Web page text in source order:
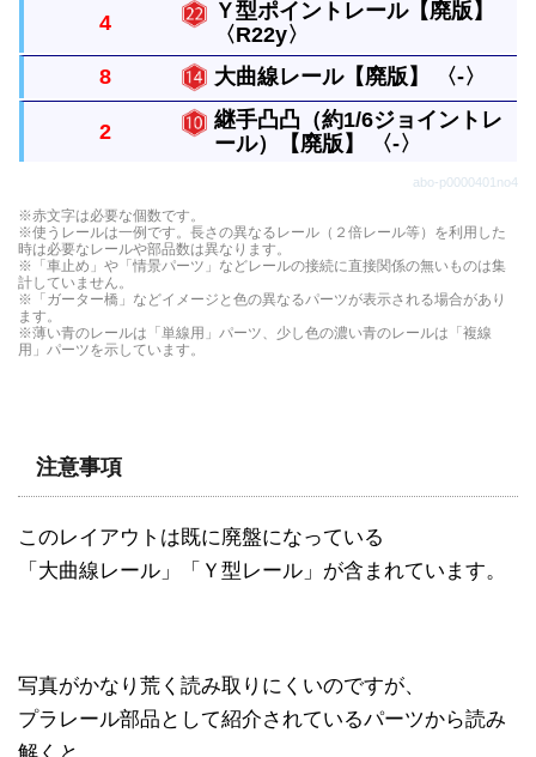
さです。
曲がったレールで半径は直線レール１本と同じで
す。円には８本必要です。
4
Ｙ型ポイントレール【廃版】
〈R22y〉
現在のＹ字ポイント(R-22)とは異なる分岐幅で9.5c
m間隔のレール幅に分かれます。常に進行方向左に
レイアウトが作れます。
8 大曲線レール【廃版】 〈-〉
「ふくせんプラレール」が発売される前まで、複線
レイアウトを作る場合に使用されていた曲線レール
で、複線外側曲線レール（R-09）の古いタイプで
す。曲線の半径も複線外側曲線レール（R-09）よ
りも大きく曲がります。
2
継手凸凸（約1/6ジョイントレ
ール）【廃版】 〈-〉
旧Ｙ型ポイント旧てんてつきなどに付属した、凸凸
レールで長さがおよそ直線レールの1/6になってい
ます。一般には「ジョイントレール」や「1/6ジョ
イント」と呼ばれますが、厳密には長さが直線レー
ルの1/6にはなっていません。「継手（つぎて）」
abo-p0000401no4
※赤文字は必要な個数です。
※使うレールは一例です。長さの異なるレール（２倍レール等）を利用した
時は必要なレールや部品数は異なります。
※「車止め」や「情景パーツ」などレールの接続に直接関係の無いものは集
計していません。
※「ガーター橋」などイメージと色の異なるパーツが表示される場合があり
ます。
※薄い青のレールは「単線用」パーツ、少し色の濃い青のレールは「複線
用」パーツを示しています。
注意事項
このレイアウトは既に廃盤になっている
「大曲線レール」「Ｙ型レール」が含まれています。
写真がかなり荒く読み取りにくいのですが、
プラレール部品として紹介されているパーツから読み
解くと、